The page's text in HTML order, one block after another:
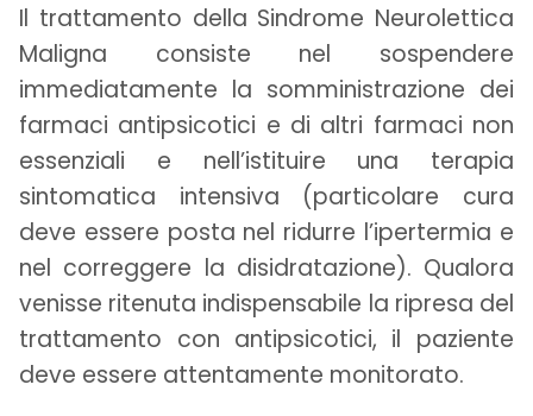
Il trattamento della Sindrome Neurolettica
Maligna consiste nel sospendere
immediatamente la somministrazione dei
farmaci antipsicotici e di altri farmaci non
essenziali e nell’istituire una terapia
sintomatica intensiva (particolare cura
deve essere posta nel ridurre l’ipertermia e
nel correggere la disidratazione). Qualora
venisse ritenuta indispensabile la ripresa del
trattamento con antipsicotici, il paziente
deve essere attentamente monitorato.